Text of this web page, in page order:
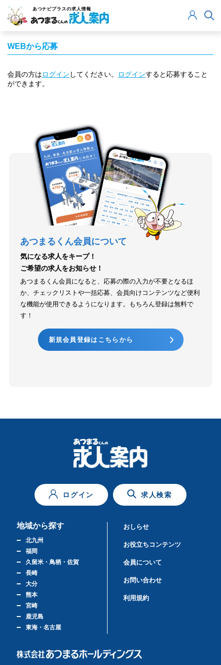
あつナビプラスの求人情報
WEBから応募
会員の方はログイン してください。 ログインすると応募すること
ができます。
あつまるくん会員について
気になる求人をキープ！
ご希望の求人をお知らせ！
あつまるくん会員になると、応募の際の入力が不要となるほ
か、チェックリストや一括応募、会員向けコンテンツなど便利
な機能が使用できるようになります。もちろん登録は無料で
す！
新規会員登録はこちらから
ログイン 求人検索
地域から探す
北九州
福岡
久留米・鳥栖・佐賀
長崎
大分
熊本
宮崎
鹿児島
東海・名古屋
おしらせ
お役立ちコンテンツ
会員について
お問い合わせ
利用規約